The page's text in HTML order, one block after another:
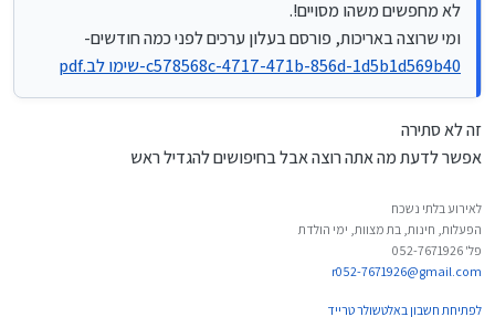
לא מחפשים משהו מסויים!.
ומי שרוצה באריכות, פורסם בעלון ערכים לפני כמה חודשים-
c578568c-4717-471b-856d-1d5b1d569b40-שימו לב.pdf
זה לא סתירה
אפשר לדעת מה אתה רוצה אבל בחיפושים להגדיל ראש
לאירוע בלתי נשכח
הפעלות, חינות, בת מצוות, ימי הולדת
פל' 052-7671926
r052-7671926@gmail.com
לפתיחת חשבון באלטשולר טרייד